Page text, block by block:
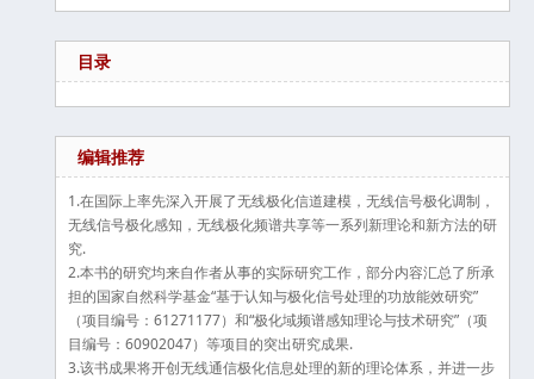
目录
编辑推荐
1.在国际上率先深入开展了无线极化信道建模，无线信号极化调制，
无线信号极化感知，无线极化频谱共享等一系列新理论和新方法的研
究.
2.本书的研究均来自作者从事的实际研究工作，部分内容汇总了所承
担的国家自然科学基金“基于认知与极化信号处理的功放能效研究”
（项目编号：61271177）和“极化域频谱感知理论与技术研究”（项
目编号：60902047）等项目的突出研究成果.
3.该书成果将开创无线通信极化信息处理的新的理论体系，并进一步